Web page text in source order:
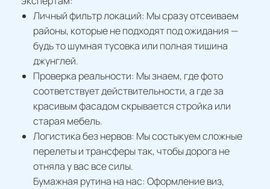
Личный фильтр локаций: Мы сразу отсеиваем
районы, которые не подходят под ожидания —
будь то шумная тусовка или полная тишина
джунглей.
Проверка реальности: Мы знаем, где фото
соответствует действительности, а где за
красивым фасадом скрывается стройка или
старая мебель.
Логистика без нервов: Мы состыкуем сложные
перелеты и трансферы так, чтобы дорога не
отняла у вас все силы.
Бумажная рутина на нас: Оформление виз,